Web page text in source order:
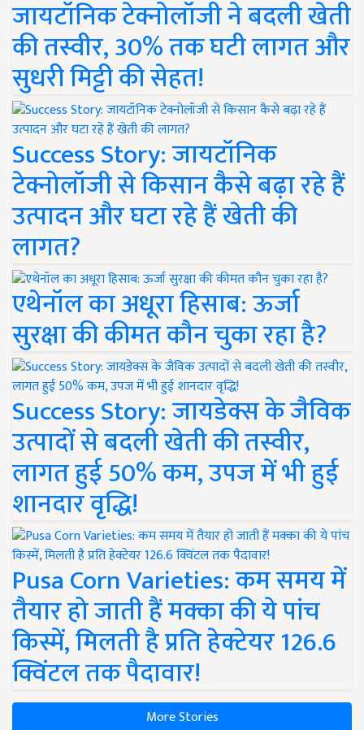
जायटॉनिक टेक्नोलॉजी ने बदली खेती
की तस्वीर, 30% तक घटी लागत और
सुधरी मिट्टी की सेहत!
Success Story: जायटॉनिक
टेक्नोलॉजी से किसान कैसे बढ़ा रहे हैं
उत्पादन और घटा रहे हैं खेती की
लागत?
एथेनॉल का अधूरा हिसाब: ऊर्जा
सुरक्षा की कीमत कौन चुका रहा है?
Success Story: जायडेक्स के जैविक
उत्पादों से बदली खेती की तस्वीर,
लागत हुई 50% कम, उपज में भी हुई
शानदार वृद्धि!
Pusa Corn Varieties: कम समय में
तैयार हो जाती हैं मक्का की ये पांच
किस्में, मिलती है प्रति हेक्टेयर 126.6
क्विंटल तक पैदावार!
More Stories